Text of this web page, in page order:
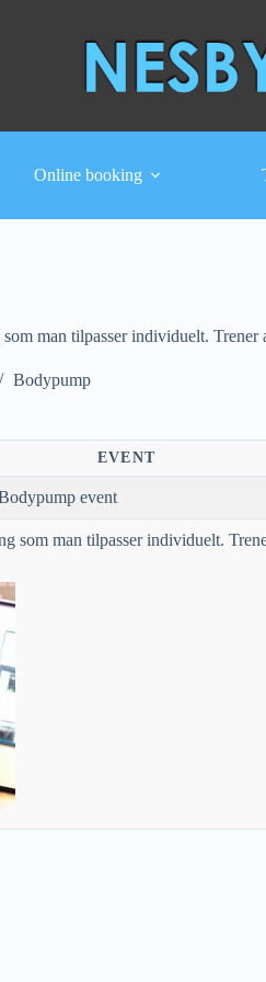
Online booking
man tilpasser individuelt.
Bodypump
EVENT
event
som man tilpasser individuelt.